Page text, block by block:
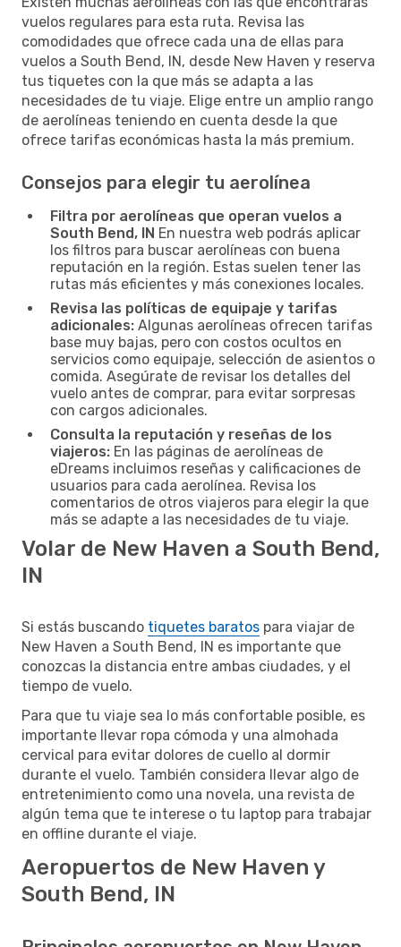
vuelos regulares para esta ruta. Revisa las
comodidades que ofrece cada una de ellas para
vuelos a South Bend, IN, desde New Haven y reserva
tus tiquetes con la que más se adapta a las
necesidades de tu viaje. Elige entre un amplio rango
de aerolíneas teniendo en cuenta desde la que
ofrece tarifas económicas hasta la más premium.
Consejos para elegir tu aerolínea
Filtra por aerolíneas que operan vuelos a
South Bend, IN En nuestra web podrás aplicar
los filtros para buscar aerolíneas con buena
reputación en la región. Estas suelen tener las
rutas más eficientes y más conexiones locales.
Revisa las políticas de equipaje y tarifas
adicionales: Algunas aerolíneas ofrecen tarifas
base muy bajas, pero con costos ocultos en
servicios como equipaje, selección de asientos o
comida. Asegúrate de revisar los detalles del
vuelo antes de comprar, para evitar sorpresas
con cargos adicionales.
Consulta la reputación y reseñas de los
viajeros: En las páginas de aerolíneas de
eDreams incluimos reseñas y calificaciones de
usuarios para cada aerolínea. Revisa los
comentarios de otros viajeros para elegir la que
más se adapte a las necesidades de tu viaje.
Volar de New Haven a South Bend,
IN
Si estás buscando tiquetes baratos para viajar de
New Haven a South Bend, IN es importante que
conozcas la distancia entre ambas ciudades, y el
tiempo de vuelo.
Para que tu viaje sea lo más confortable posible, es
importante llevar ropa cómoda y una almohada
cervical para evitar dolores de cuello al dormir
durante el vuelo. También considera llevar algo de
entretenimiento como una novela, una revista de
algún tema que te interese o tu laptop para trabajar
en offline durante el viaje.
Aeropuertos de New Haven y
South Bend, IN